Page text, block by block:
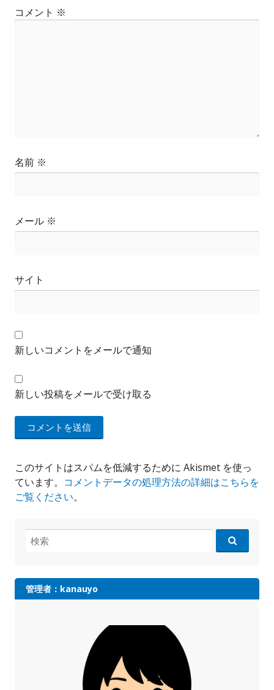
コメント ※
名前 ※
メール ※
サイト
新しいコメントをメールで通知
新しい投稿をメールで受け取る
このサイトはスパムを低減するために Akismet を使っ
ています。 コメントデータの処理方法の詳細はこちらを
ご覧ください。
検
索:
管理者：kanauyo